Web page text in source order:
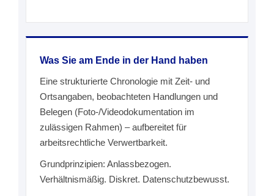
Was Sie am Ende in der Hand haben
Eine strukturierte Chronologie mit Zeit- und
Ortsangaben, beobachteten Handlungen und
Belegen (Foto-/Videodokumentation im
zulässigen Rahmen) – aufbereitet für
arbeitsrechtliche Verwertbarkeit.
Grundprinzipien: Anlassbezogen.
Verhältnismäßig. Diskret. Datenschutzbewusst.